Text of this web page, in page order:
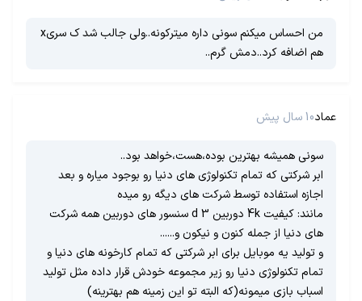
من احساس میکنم سونی داره میترکونه..ولی جالب شد ک سریx
هم اضافه کرد..دمش گرم..
عماد10 سال پیش
سونی همیشه بهترین بوده،هست،خواهد بود..
ابر شرکتی که تمام تکنولوژی های دنیا رو بوجود میاره و بعد
اجازه استفاده توسط شرکت های دیگه رو میده
مانند: کیفیت 4k دوربین 3 d سنسور های دوربین همه شرکت
های دنیا از جمله کنون و نیکون و......
و تولید یه موبایل برای ابر شرکتی که تمام کارخونه های دنیا و
تمام تکنولوژی دنیا رو زیر مجموعه خودش قرار داده مثل تولید
اسباب بازی میمونه(که البته تو این زمینه هم بهترینه)